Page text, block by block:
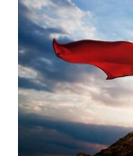
in
Frases